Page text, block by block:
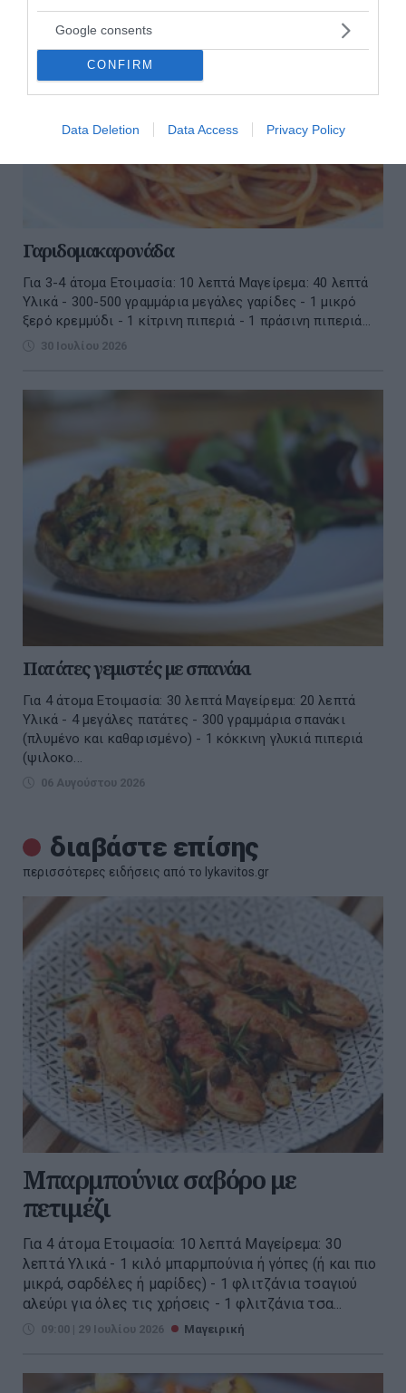
Google consents
CONFIRM
Data Deletion Data Access Privacy Policy
Γαριδομακαρονάδα
Για 3-4 άτομα Ετοιμασία: 10 λεπτά Μαγείρεμα: 40 λεπτά
Υλικά - 300-500 γραμμάρια μεγάλες γαρίδες - 1 μικρό
ξερό κρεμμύδι - 1 κίτρινη πιπεριά - 1 πράσινη πιπεριά...
30 Ιουλίου 2026
Πατάτες γεμιστές με σπανάκι
Για 4 άτομα Ετοιμασία: 30 λεπτά Μαγείρεμα: 20 λεπτά
Υλικά - 4 μεγάλες πατάτες - 300 γραμμάρια σπανάκι
(πλυμένο και καθαρισμένο) - 1 κόκκινη γλυκιά πιπεριά
(ψιλοκο...
06 Αυγούστου 2026
διαβάστε επίσης
περισσότερες ειδήσεις από το lykavitos.gr
Μπαρμπούνια σαβόρο με
πετιμέζι
Για 4 άτομα Ετοιμασία: 10 λεπτά Μαγείρεμα: 30
λεπτά Υλικά - 1 κιλό μπαρμπούνια ή γόπες (ή και πιο
μικρά, σαρδέλες ή μαρίδες) - 1 φλιτζάνια τσαγιού
αλεύρι για όλες τις χρήσεις - 1 φλιτζάνια τσα...
09:00 | 29 Ιουλίου 2026 Μαγειρική